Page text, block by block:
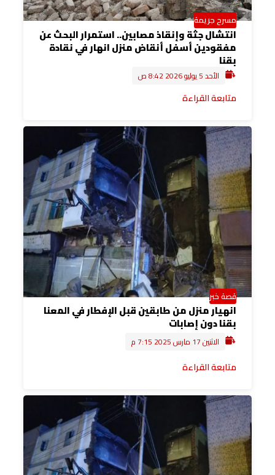
مسرح جريمة
انتشال جثة وإنقاذ مصابين.. استمرار البحث عن
مفقودين أسفل أنقاض منزل انهار في نقادة
بقنا
الأحد 5 يوليو 2026 8:42 ص
متابعة القراءة
قصة خبر
انهيار منزل من طابقين قبل الإفطار في المعنا
بقنا دون إصابات
الاثنين 17 مارس 2025 7:15 م
متابعة القراءة